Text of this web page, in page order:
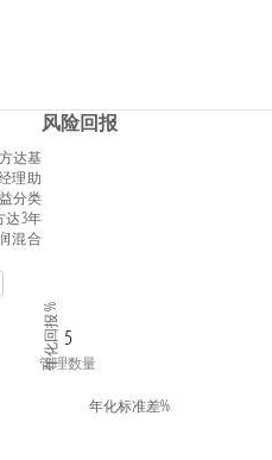
达基
理助
分类
达3年
混合
5
管理数量
风险回报
年化回报 %
年化标准差%